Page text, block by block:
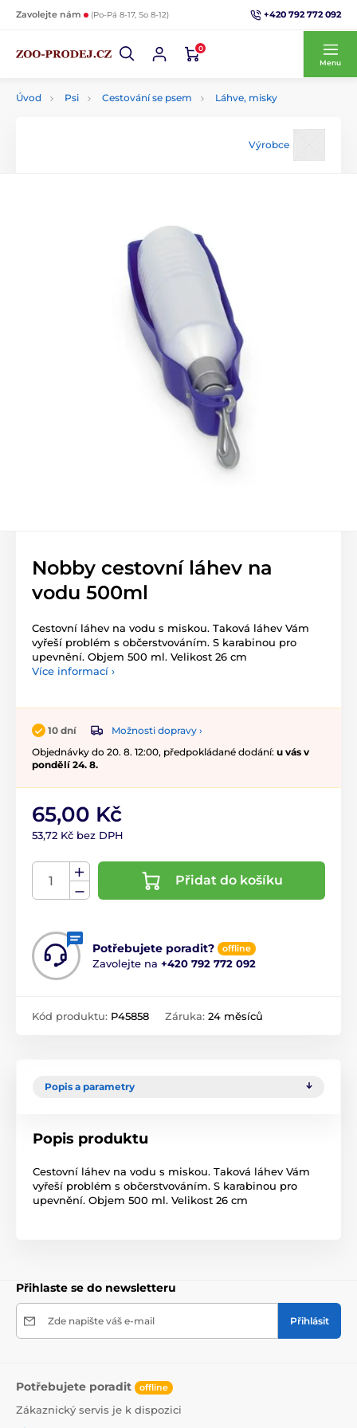
Zavolejte nám (Po-Pá 8-17, So 8-12) +420 792 772 092
0
Menu
Úvod Psi Cestování se psem Láhve, misky
Výrobce
Nobby cestovní láhev na
vodu 500ml
Cestovní láhev na vodu s miskou. Taková láhev Vám
vyřeší problém s občerstvováním. S karabinou pro
upevnění. Objem 500 ml. Velikost 26 cm
Více informací ›
10 dní
Možnosti dopravy ›
Objednávky do 20. 8. 12:00, předpokládané dodání: u vás v
pondělí 24. 8.
65,00 Kč
53,72 Kč bez DPH
Přidat do košíku
Potřebujete poradit? offline
Zavolejte na +420 792 772 092
Kód produktu: P45858 Záruka: 24 měsíců
Popis a parametry
Popis produktu
Cestovní láhev na vodu s miskou. Taková láhev Vám
vyřeší problém s občerstvováním. S karabinou pro
upevnění. Objem 500 ml. Velikost 26 cm
Přihlaste se do newsletteru
Zde napište váš e-mail Přihlásit
Potřebujete poradit offline
Zákaznický servis je k dispozici